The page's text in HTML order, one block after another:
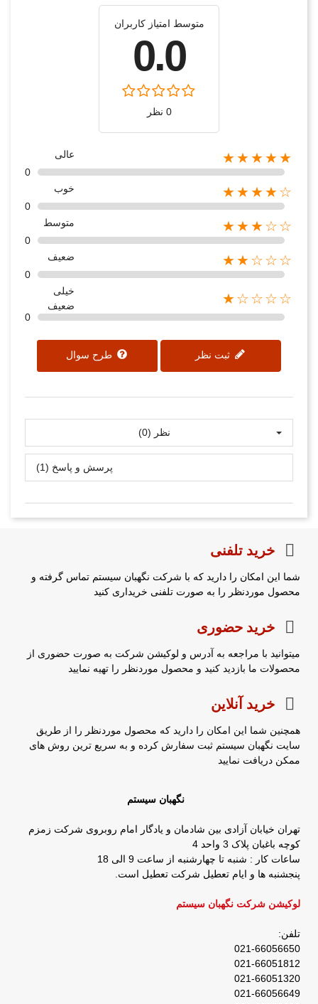
متوسط امتیاز کاربران
0.0
0 نظر
★★★★★
عالی
0
★★★★☆
خوب
0
★★★☆☆
متوسط
0
★★☆☆☆
ضعیف
0
★☆☆☆☆
خیلی
ضعیف
0
ثبت نظر طرح سوال
نظر (0)
پرسش و پاسخ (1)
خرید تلفنی
شما این امکان را دارید که با شرکت نگهبان سیستم تماس گرفته و
محصول موردنظر را به صورت تلفنی خریداری کنید
خرید حضوری
میتوانید با مراجعه به آدرس و لوکیشن شرکت به صورت حضوری از
محصولات ما بازدید کنید و محصول موردنظر را تهیه نمایید
خرید آنلاین
همچنین شما این امکان را دارید که محصول موردنظر را از طریق
سایت نگهبان سیستم ثبت سفارش کرده و به سریع ترین روش های
ممکن دریافت نمایید
نگهبان سیستم
تهران خیابان آزادی بین شادمان و یادگار امام روبروی شرکت زمزم
کوچه باغبان پلاک 3 واحد 4
ساعات کار : شنبه تا چهارشنبه از ساعت 9 الی 18
پنجشنبه ها و ایام تعطیل شرکت تعطیل است.
لوکیشن شرکت نگهبان سیستم
تلفن:
021-66056650
021-66051812
021-66051320
021-66056649